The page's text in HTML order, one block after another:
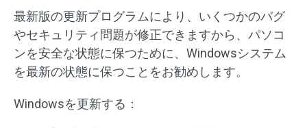
最新版の更新プログラムにより、いくつかのバグ
やセキュリティ問題が修正できますから、パソコ
ンを安全な状態に保つために、Windowsシステム
を最新の状態に保つことをお勧めします。
Windowsを更新する：